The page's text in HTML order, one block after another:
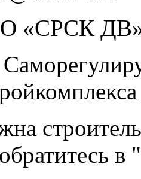
«СРСК